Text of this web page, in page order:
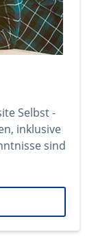
Selbst -
inklusive
sind